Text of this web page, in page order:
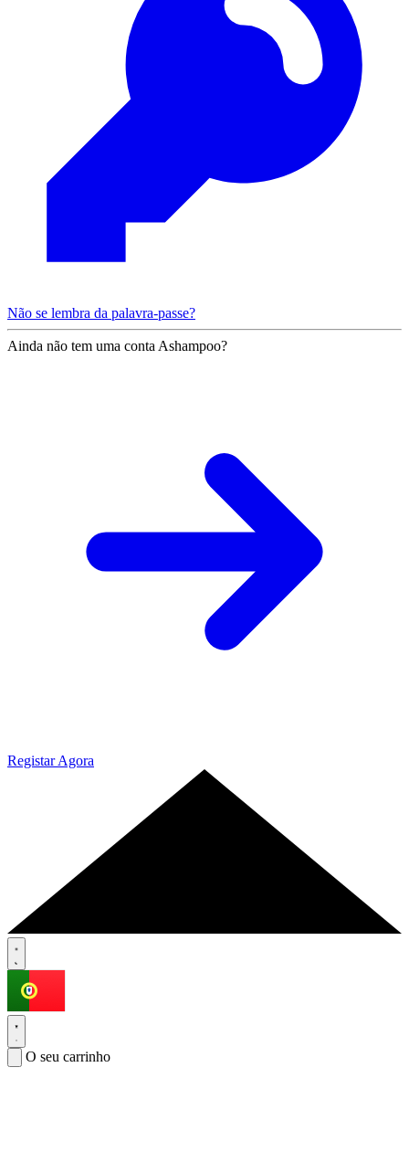
Não se lembra da palavra-passe?
Ainda não tem uma conta Ashampoo?
Registar Agora
O seu carrinho